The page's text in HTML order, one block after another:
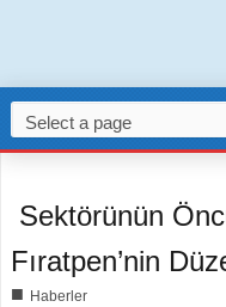
Sektörünün
Fıratpen’nin
■ Haberler